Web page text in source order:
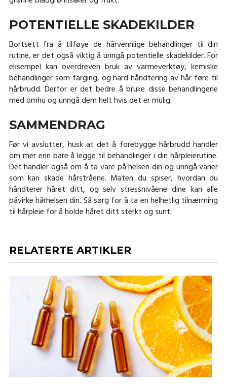
POTENTIELLE SKADEKILDER
Bortsett fra å tilføye de hårvennlige behandlinger til din
rutine, er det også viktig å unngå potentielle skadekilder. For
eksempel kan overdreven bruk av varmeverktøy, kemiske
behandlinger som farging, og hard håndtering av hår føre til
hårbrudd. Derfor er det bedre å bruke disse behandlingene
med omhu og unngå dem helt hvis det er mulig.
SAMMENDRAG
Før vi avslutter, husk at det å forebygge hårbrudd handler
om mer enn bare å legge til behandlinger i din hårpleierutine.
Det handler også om å ta vare på helsen din og unngå vaner
som kan skade hårstråene. Maten du spiser, hvordan du
håndterer håret ditt, og selv stressnivåene dine kan alle
påvirke hårhelsen din. Så sørg for å ta en helhetlig tilnærming
til hårpleie for å holde håret ditt sterkt og sunt.
RELATERTE ARTIKLER